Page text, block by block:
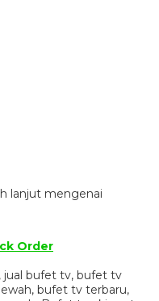
lanjut mengenai
Order